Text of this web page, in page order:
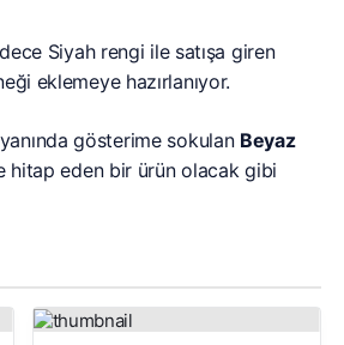
Siyah rengi ile satışa giren
eklemeye hazırlanıyor.
gösterime sokulan Beyaz
hitap eden bir ürün olacak gibi